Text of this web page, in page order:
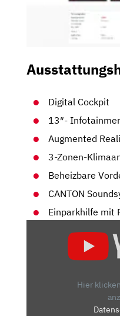
Digital Cockpit
13″-
Augmented
3-Zonen-
Beheizbare
CANTON
Einparkhilfe mit
Hier